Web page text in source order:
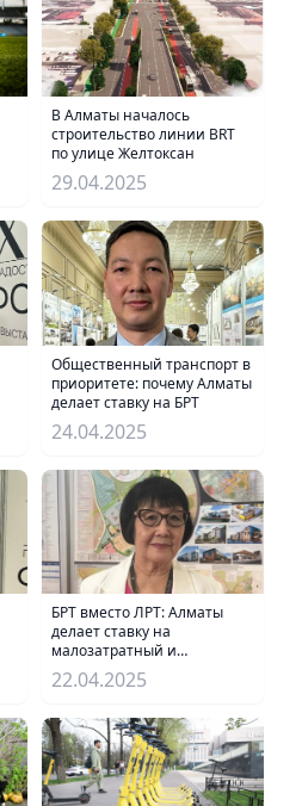
В Алматы началось
строительство линии BRT
по улице Желтоксан
29.04.2025
Общественный транспорт в
приоритете: почему Алматы
делает ставку на БРТ
24.04.2025
БРТ вместо ЛРТ: Алматы
делает ставку на
малозатратный и
экологичный транспорт
22.04.2025